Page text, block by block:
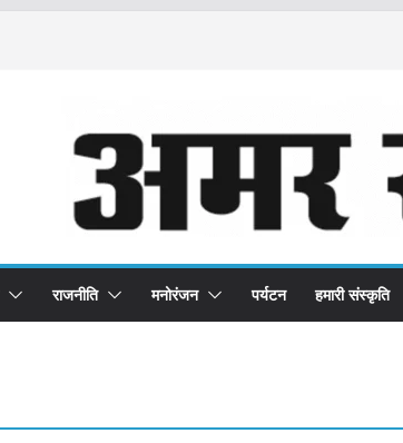
राजनीति मनोरंजन पर्यटन हमारी संस्कृति